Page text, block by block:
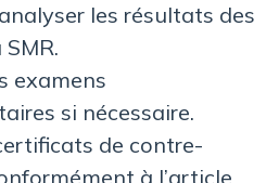
les résultats des
examens
si nécessaire.
de contre-
à l’article